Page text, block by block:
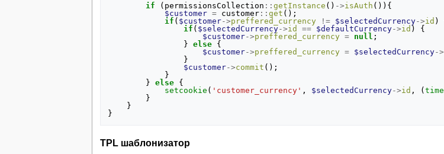
if
( permissionsCollection ::getInstance () ->isAuth ()){
$customer = customer ::get ();
if ( $customer->preffered_currency != $selectedCurrency->id )
if ( $selectedCurrency->id == $defaultCurrency->id )
{
$customer->preffered_currency = null ;
}
else {
$customer->preffered_currency = $selectedCurrency->
}
$customer->commit ();
}
}
else {
setcookie ( 'customer_currency' , $selectedCurrency->id , (time
}
}
}
TPL шаблонизатор